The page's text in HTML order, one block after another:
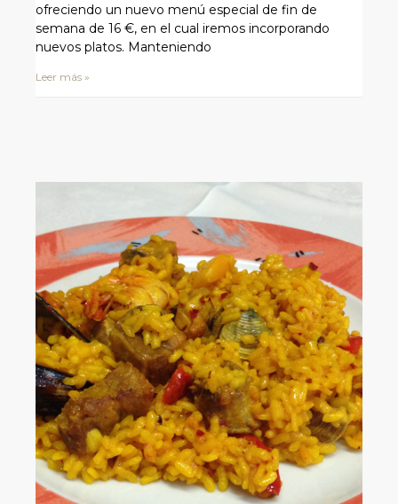
ofreciendo un nuevo menú especial de fin de
semana de 16 €, en el cual iremos incorporando
nuevos platos. Manteniendo
Leer más »